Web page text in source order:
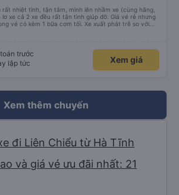
rất nhiệt tình, tận tâm, mình lên nhầm xe (cùng hãng,
xe cả 2 xe đều rất tận tình giúp đỡ. Giá vé rẻ nhưng
vé có kèm 1 bữa cơm tối. Xe xuất phát trễ so với
bão nên trời mưa rất to, có thể thông cảm được.
trước
lập tức
Xem giá
Xem thêm chuyến
đi Liên Chiểu từ Hà Tĩnh
và giá vé ưu đãi nhất: 21